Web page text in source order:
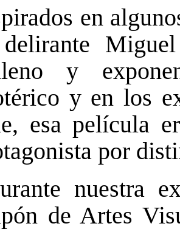
en
y
y en los
esa película
por
nuestra
de Artes